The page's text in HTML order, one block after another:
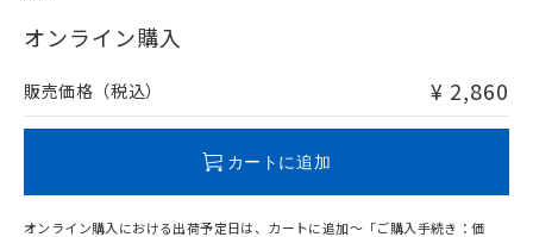
在庫等で未対応品が混在する可能性があります。
問い合わせください。
オンライン購入
販売価格（税込） ¥ 2,860
カートに追加
オンライン購入における出荷予定日は、カートに追加～「ご購入手続き：価